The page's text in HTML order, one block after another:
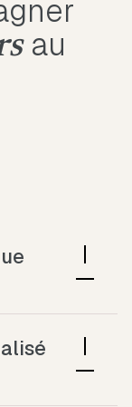
au
pour un
décroché en